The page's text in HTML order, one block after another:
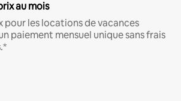
au mois
pour les locations de vacances
paiement mensuel unique sans frais